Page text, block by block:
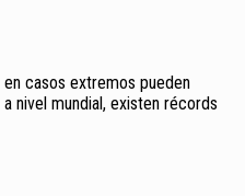
casos extremos pueden
nivel mundial, existen récords